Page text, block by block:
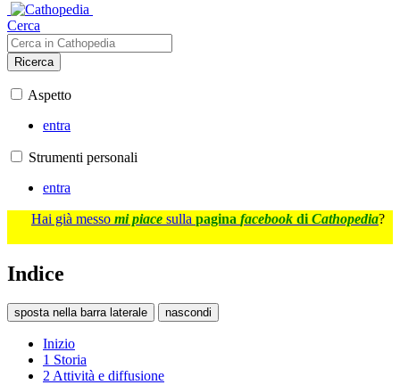
Cerca
Ricerca
Aspetto
entra
Strumenti personali
entra
Hai già messo mi piace sulla pagina facebook di Cathopedia?
Indice
sposta nella barra laterale nascondi
Inizio
1 Storia
2Attività e diffusione